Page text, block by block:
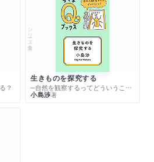
？
シリーズ・全集
生きものを探究する
─自然を観察するってどういうこと？
小島渉著